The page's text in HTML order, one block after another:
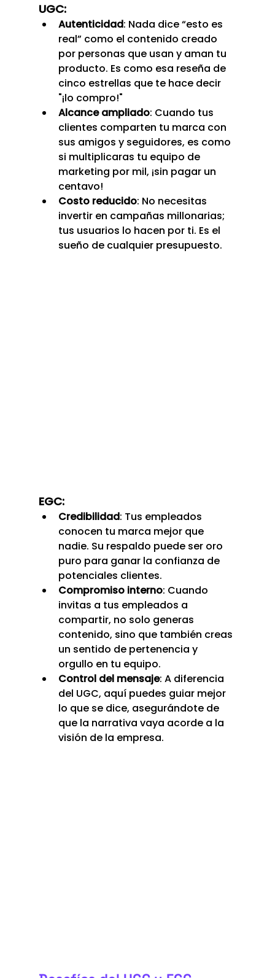
UGC:
Autenticidad: Nada dice “esto es
real” como el contenido creado
por personas que usan y aman tu
producto. Es como esa reseña de
cinco estrellas que te hace decir
"¡lo compro!"
Alcance ampliado: Cuando tus
clientes comparten tu marca con
sus amigos y seguidores, es como
si multiplicaras tu equipo de
marketing por mil, ¡sin pagar un
centavo!
Costo reducido: No necesitas
invertir en campañas millonarias;
tus usuarios lo hacen por ti. Es el
sueño de cualquier presupuesto.
EGC:
Credibilidad: Tus empleados
conocen tu marca mejor que
nadie. Su respaldo puede ser oro
puro para ganar la confianza de
potenciales clientes.
Compromiso interno: Cuando
invitas a tus empleados a
compartir, no solo generas
contenido, sino que también creas
un sentido de pertenencia y
orgullo en tu equipo.
Control del mensaje: A diferencia
del UGC, aquí puedes guiar mejor
lo que se dice, asegurándote de
que la narrativa vaya acorde a la
visión de la empresa.